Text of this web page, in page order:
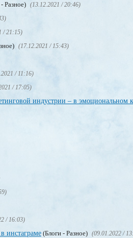
Разное) (13.12.2021 / 20:46)
/ 21:15)
(17.12.2021 / 15:43)
/ 11:16)
/ 17:05)
индустрии – в эмоциональном
/ 16:03)
инстаграме (Блоги - Разное) (09.01.2022 /